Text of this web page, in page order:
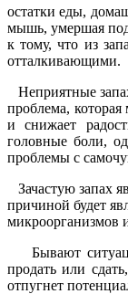
остатки еды,
мышь, умершая
к тому, что из
отталкивающими.
Неприятные
проблема,
и снижает
головные боли,
проблемы с
Зачастую запах
причиной будет
микроорганизмов
Бывают
продать или
отпугнет